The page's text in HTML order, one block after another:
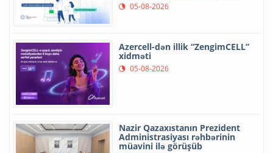
05-08-2026
Azercell-dən illik “ZengimCELL”
xidməti
05-08-2026
Nazir Qazaxıstanın Prezident
Administrasiyası rəhbərinin
müavini ilə görüşüb